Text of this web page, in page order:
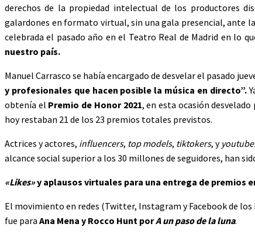
derechos de la propiedad intelectual de los productores
galardones en formato virtual, sin una gala presencial, ante
celebrada el pasado año en el Teatro Real de Madrid en lo
nuestro país.
Manuel Carrasco se había encargado de desvelar el pasado
y profesionales que hacen posible la música en directo”.
obtenía el Premio de Honor 2021, en esta ocasión
hoy restaban 21 de los 23 premios totales previstos.
Actrices y actores, influencers, top models, tiktokers, y
alcance social superior a los 30 millones de seguidores, han
«Likes»y aplausos virtuales para una entrega de premios
El movimiento en redes (Twitter, Instagram y Facebook de
fue para Ana Mena y Rocco Hunt porA un paso de la luna.